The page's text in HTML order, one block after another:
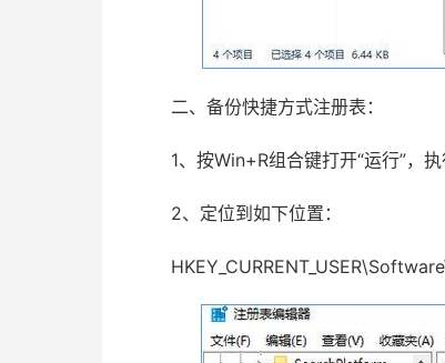
二、备份快捷方式注册表：
1、按Win+R组合键打开“运行”，执
2、定位到如下位置：